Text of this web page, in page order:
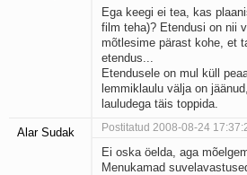
Ega keegi ei tea, kas
film teha)? Etendusi on nii
mõtlesime pärast kohe, et
etendus...
Etendusele on mul küll
lemmiklaulu välja on
lauludega täis toppida.
Alar Sudak Postitatud 2008-08-24
Ei oska öelda, aga
Menukamad